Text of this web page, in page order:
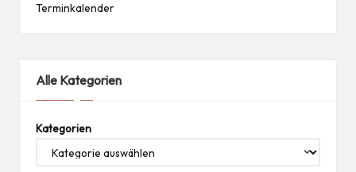
Terminkalender
Alle Kategorien
Kategorien